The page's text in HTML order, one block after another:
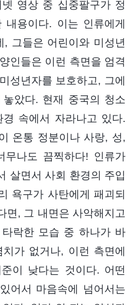
영상 중 십중팔구가 정
용이다. 이는 인류에게
그들은 어린이와 미성년
인들은 이런 측면을 엄격
성년자를 보호하고, 그에
았다. 현재 중국의 청소
속에서 자라나고 있다.
온통 정분이나 사랑, 성,
무나도 끔찍하다! 인류가
살면서 사회 환경의 주입
욕구가 사탄에게 패괴되
면, 그 내면은 사악해지고
락한 모습 중 하나가 바
가 없거나, 이런 측면에
이 낮다는 것이다. 어떤
어서 마음속에 넘어서는